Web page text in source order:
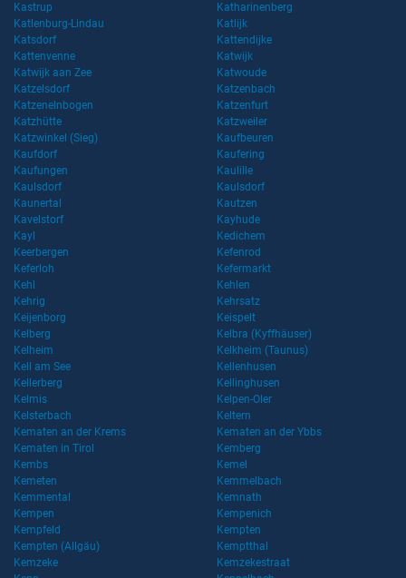
Kastrup
Katharinenberg
Katlenburg-Lindau
Katlijk
Katsdorf
Kattendijke
Kattenvenne
Katwijk
Katwijk aan Zee
Katwoude
Katzelsdorf
Katzenbach
Katzenelnbogen
Katzenfurt
Katzhütte
Katzweiler
Katzwinkel (Sieg)
Kaufbeuren
Kaufdorf
Kaufering
Kaufungen
Kaulille
Kaulsdorf
Kaulsdorf
Kaunertal
Kautzen
Kavelstorf
Kayhude
Kayl
Kedichem
Keerbergen
Kefenrod
Keferloh
Kefermarkt
Kehl
Kehlen
Kehrig
Kehrsatz
Keijenborg
Keispelt
Kelberg
Kelbra (Kyffhäuser)
Kelheim
Kelkheim (Taunus)
Kell am See
Kellenhusen
Kellerberg
Kellinghusen
Kelmis
Kelpen-Oler
Kelsterbach
Keltern
Kematen an der Krems
Kematen an der Ybbs
Kematen in Tirol
Kemberg
Kembs
Kemel
Kemeten
Kemmelbach
Kemmental
Kemnath
Kempen
Kempenich
Kempfeld
Kempten
Kempten (Allgäu)
Kemptthal
Kemzeke
Kemzekestraat